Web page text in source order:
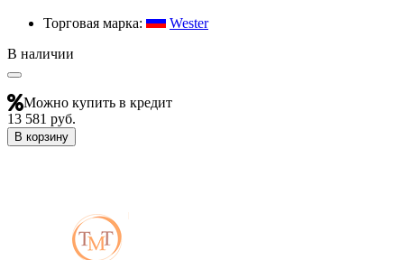
Торговая марка:
Wester
В наличии
Можно купить в кредит
13 581 руб.
В корзину